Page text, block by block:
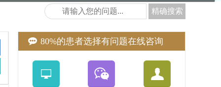
精确搜索
80%的患者选择有问题在线咨询